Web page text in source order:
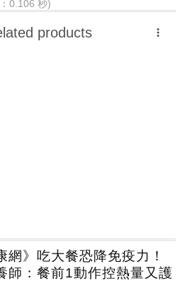
0.106 秒)
網》吃大餐恐降免疫力！
師：餐前1動作控熱量又護